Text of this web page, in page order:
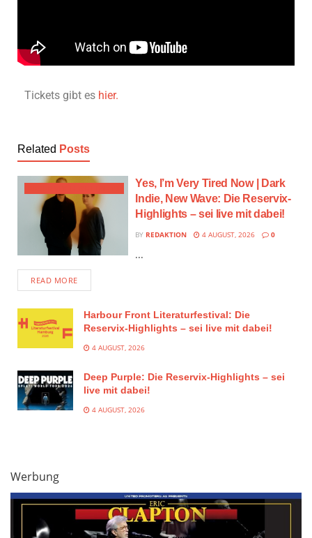
Tickets gibt es hier.
Related Posts
Yes, I’m Very Tired Now | Dark
Indie, New Wave: Die Reservix-
Highlights – sei live mit dabei!
BY REDAKTION 4 AUGUST, 2026 0
...
READ MORE
Harbour Front Literaturfestival: Die
Reservix-Highlights – sei live mit dabei!
4 AUGUST, 2026
Deep Purple: Die Reservix-Highlights – sei
live mit dabei!
4 AUGUST, 2026
Werbung